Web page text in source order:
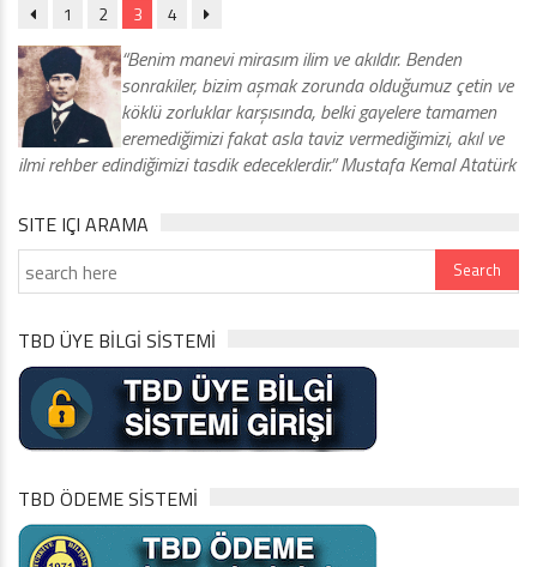
1 2 3 4
“Benim manevi mirasım ilim ve akıldır. Benden
sonrakiler, bizim aşmak zorunda olduğumuz çetin ve
köklü zorluklar karşısında, belki gayelere tamamen
eremediğimizi fakat asla taviz vermediğimizi, akıl ve
ilmi rehber edindiğimizi tasdik edeceklerdir.” Mustafa Kemal Atatürk
SITE IÇI ARAMA
TBD ÜYE BİLGİ SİSTEMİ
TBD ÖDEME SİSTEMİ